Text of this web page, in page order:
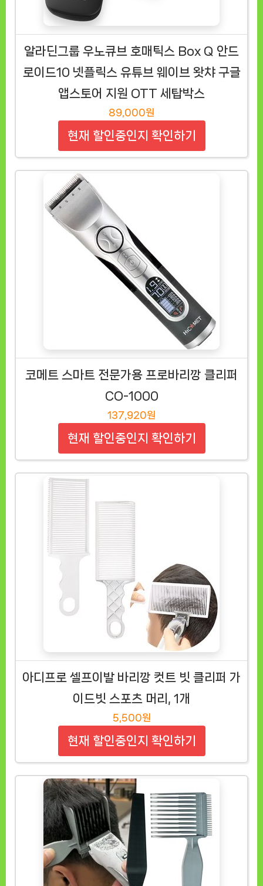
알라딘그룹 우노큐브 호매틱스 Box Q 안드
로이드10 넷플릭스 유튜브 웨이브 왓챠 구글
앱스토어 지원 OTT 세탑박스
89,000원
현재 할인중인지 확인하기
코메트 스마트 전문가용 프로바리깡 클리퍼
CO-1000
137,920원
현재 할인중인지 확인하기
아디프로 셀프이발 바리깡 컷트 빗 클리퍼 가
이드빗 스포츠 머리, 1개
5,500원
현재 할인중인지 확인하기